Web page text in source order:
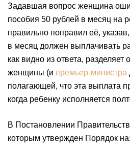
Задавшая вопрос женщина
пособия 50 рублей в месяц на
правильно поправил её,
в месяц должен выплачивать
как видно из ответа,
женщины (и премьер-министра
полагающей, что эта выплата
когда ребенку исполняется
В Постановлении
которым утвержден Порядок